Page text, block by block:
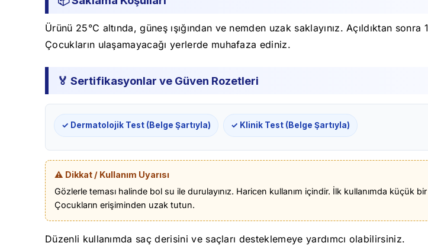
Ürünü 25°C altında, güneş ışığından ve nemden uzak saklayınız. Açıldıktan
Çocukların ulaşamayacağı yerlerde muhafaza ediniz.
🏅 Sertifikasyonlar ve Güven Rozetleri
✓ Dermatolojik Test (Belge Şartıyla) ✓ Klinik Test (Belge Şartıyla)
⚠️ Dikkat / Kullanım Uyarısı
Gözlerle teması halinde bol su ile durulayınız. Haricen kullanım içindir. İlk kullanımda küçük
Çocukların erişiminden uzak tutun.
Düzenli kullanımda saç derisini ve saçları desteklemeye yardımcı olabilirsiniz.